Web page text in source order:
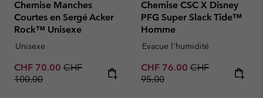
Chemise Manches
Courtes en Sergé Acker
Rock™ Unisexe
Unisexe
Sale price:
CHF 70.00 Regular price:
CHF
100.00
Chemise CSC X Disney
PFG Super Slack Tide™
Homme
Evacue l'humidité
Sale price:
CHF 76.00 Regular price:
CHF
95.00